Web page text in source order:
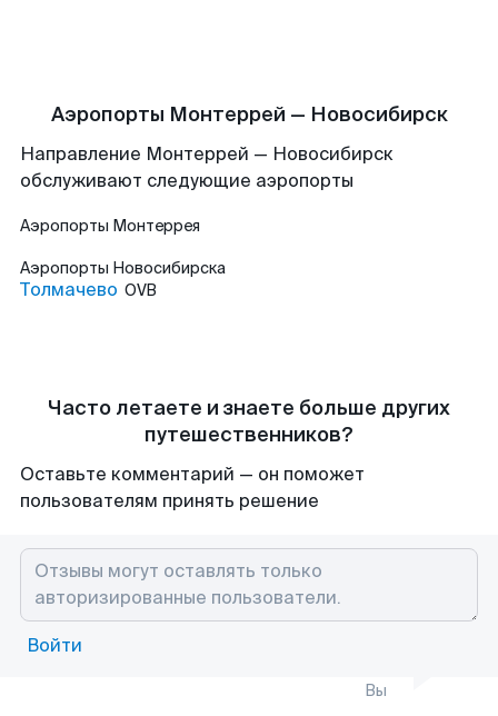
Аэропорты Монтеррей — Новосибирск
Направление Монтеррей — Новосибирск
обслуживают следующие аэропорты
Аэропорты Монтеррея
Аэропорты Новосибирска
Толмачево OVB
Часто летаете и знаете больше других
путешественников?
Оставьте комментарий — он поможет
пользователям принять решение
Войти
Вы